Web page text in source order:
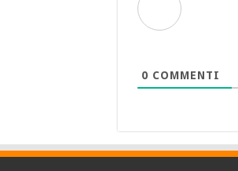
0 COMMENTI